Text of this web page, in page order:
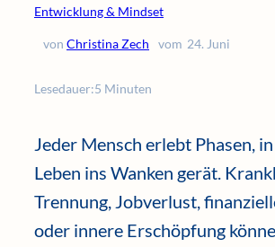
Entwicklung & Mindset
von Christina Zech vom 24. Juni
Lesedauer:5 Minuten
Jeder Mensch erlebt Phasen,
Leben ins Wanken gerät.
Trennung, Jobverlust,
oder innere Erschöpfung